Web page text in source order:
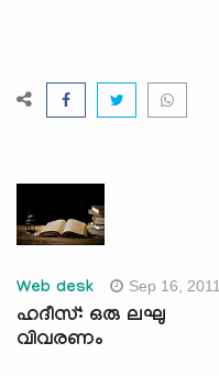
Web desk Sep 16, 2011
ഹദീസ്: ഒരു ലഘു
വിവരണം